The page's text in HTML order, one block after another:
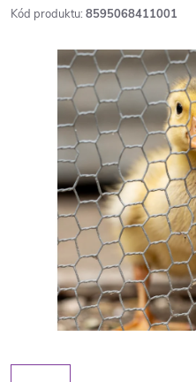
Kód produktu: 8595068411001